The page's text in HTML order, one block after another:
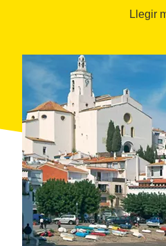
com la casa
protegien la població. Una
aquesta platja i la parteix en
just on desemboca en el
L’Amistat. A la planta baixa
orientat a la badia i al primer
de Cadaqués pintats per
fotografies antigues de la
el Museu de Geologia del
Llegir